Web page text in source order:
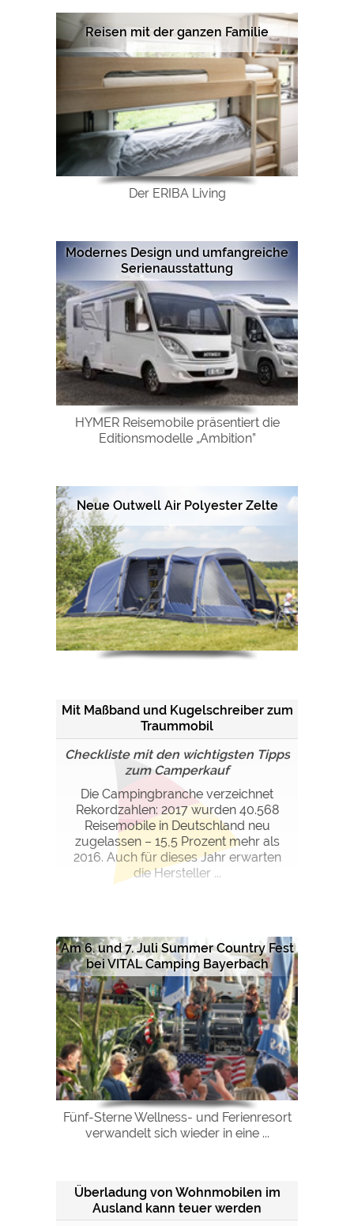
Reisen mit der ganzen Familie
Der ERIBA Living
Modernes Design und umfangreiche
Serienausstattung
HYMER Reisemobile präsentiert die
Editionsmodelle „Ambition”
Neue Outwell Air Polyester Zelte
Mit Maßband und Kugelschreiber zum
Traummobil
Checkliste mit den wichtigsten Tipps
zum Camperkauf
Die Campingbranche verzeichnet
Rekordzahlen: 2017 wurden 40.568
Reisemobile in Deutschland neu
zugelassen – 15,5 Prozent mehr als
2016. Auch für dieses Jahr erwarten
die Hersteller ...
Am 6. und 7. Juli Summer Country Fest
bei VITAL Camping Bayerbach
Fünf-Sterne Wellness- und Ferienresort
verwandelt sich wieder in eine ...
Überladung von Wohnmobilen im
Ausland kann teuer werden